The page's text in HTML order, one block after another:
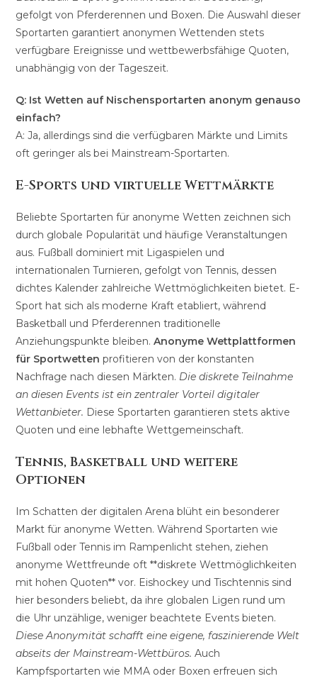
gefolgt von Pferderennen und Boxen. Die Auswahl dieser
Sportarten garantiert anonymen Wettenden stets
verfügbare Ereignisse und wettbewerbsfähige Quoten,
unabhängig von der Tageszeit.
Q: Ist Wetten auf Nischensportarten anonym genauso
einfach?
A: Ja, allerdings sind die verfügbaren Märkte und Limits
oft geringer als bei Mainstream-Sportarten.
E-Sports und virtuelle Wettmärkte
Beliebte Sportarten für anonyme Wetten zeichnen sich
durch globale Popularität und häufige Veranstaltungen
aus. Fußball dominiert mit Ligaspielen und
internationalen Turnieren, gefolgt von Tennis, dessen
dichtes Kalender zahlreiche Wettmöglichkeiten bietet. E-
Sport hat sich als moderne Kraft etabliert, während
Basketball und Pferderennen traditionelle
Anziehungspunkte bleiben.Anonyme Wettplattformen
für Sportwetten profitieren von der konstanten
Nachfrage nach diesen Märkten. Die diskrete Teilnahme
an diesen Events ist ein zentraler Vorteil digitaler
Wettanbieter. Diese Sportarten garantieren stets aktive
Quoten und eine lebhafte Wettgemeinschaft.
Tennis, Basketball und weitere
Optionen
Im Schatten der digitalen Arena blüht ein besonderer
Markt für anonyme Wetten. Während Sportarten wie
Fußball oder Tennis im Rampenlicht stehen, ziehen
anonyme Wettfreunde oft **diskrete Wettmöglichkeiten
mit hohen Quoten** vor. Eishockey und Tischtennis sind
hier besonders beliebt, da ihre globalen Ligen rund um
die Uhr unzählige, weniger beachtete Events bieten.
Diese Anonymität schafft eine eigene, faszinierende Welt
abseits der Mainstream-Wettbüros. Auch
Kampfsportarten wie MMA oder Boxen erfreuen sich